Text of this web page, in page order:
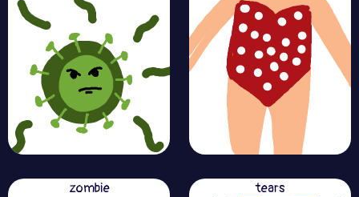
zombie tears